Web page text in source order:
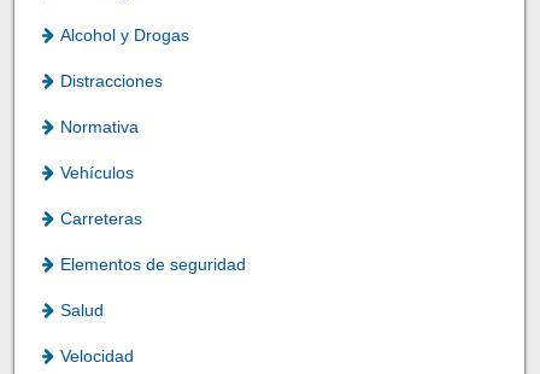
Alcohol y Drogas
Distracciones
Normativa
Vehículos
Carreteras
Elementos de seguridad
Salud
Velocidad